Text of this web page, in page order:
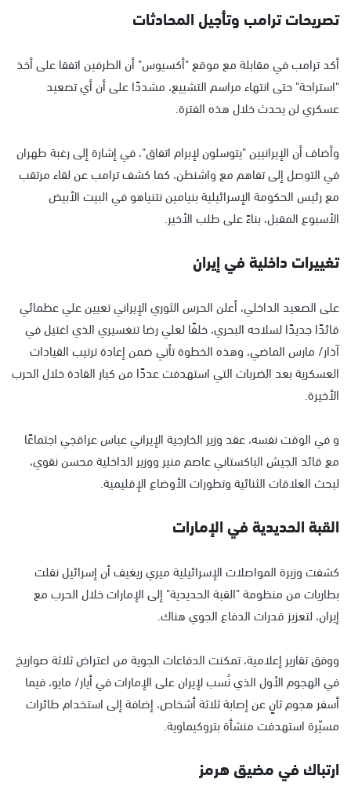
تصريحات ترامب وتأجيل المحادثات
أكد ترامب في مقابلة مع موقع "أكسيوس" أن الطرفين اتفقا على أخذ
"استراحة" حتى انتهاء مراسم التشييع، مشددًا على أن أي تصعيد
عسكري لن يحدث خلال هذه الفترة.
وأضاف أن الإيرانيين "يتوسلون لإبرام اتفاق"، في إشارة إلى رغبة طهران
في التوصل إلى تفاهم مع واشنطن، كما كشف ترامب عن لقاء مرتقب
مع رئيس الحكومة الإسرائيلية بنيامين نتنياهو في البيت الأبيض
الأسبوع المقبل، بناءً على طلب الأخير.
تغييرات داخلية في إيران
على الصعيد الداخلي، أعلن الحرس الثوري الإيراني تعيين علي عظمائي
قائدًا جديدًا لسلاحه البحري، خلفًا لعلي رضا تنغسيري الذي اغتيل في
آذار/ مارس الماضي، وهذه الخطوة تأتي ضمن إعادة ترتيب القيادات
العسكرية بعد الضربات التي استهدفت عددًا من كبار القادة خلال الحرب
الأخيرة.
و في الوقت نفسه، عقد وزير الخارجية الإيراني عباس عراقجي اجتماعًا
مع قائد الجيش الباكستاني عاصم منير ووزير الداخلية محسن نقوي،
لبحث العلاقات الثنائية وتطورات الأوضاع الإقليمية.
القبة الحديدية في الإمارات
كشفت وزيرة المواصلات الإسرائيلية ميري ريغيف أن إسرائيل نقلت
بطاريات من منظومة "القبة الحديدية" إلى الإمارات خلال الحرب مع
إيران، لتعزيز قدرات الدفاع الجوي هناك.
ووفق تقارير إعلامية، تمكنت الدفاعات الجوية من اعتراض ثلاثة صواريخ
في الهجوم الأول الذي نُسب لإيران على الإمارات في أيار/ مايو، فيما
أسفر هجوم ثانٍ عن إصابة ثلاثة أشخاص، إضافة إلى استخدام طائرات
مسيّرة استهدفت منشأة بتروكيماوية.
ارتباك في مضيق هرمز